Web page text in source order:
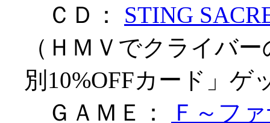
ＣＤ： STING
（ＨＭＶでクライバ
別10%OFFカード」ゲ
ＧＡＭＥ：
Ｆ～フ